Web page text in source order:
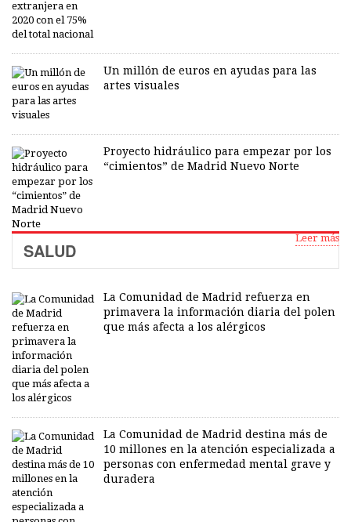
Un millón de euros en ayudas para las
artes visuales
Proyecto hidráulico para empezar por los
“cimientos” de Madrid Nuevo Norte
Leer más
SALUD
La Comunidad de Madrid refuerza en
primavera la información diaria del polen
que más afecta a los alérgicos
La Comunidad de Madrid destina más de
10 millones en la atención especializada a
personas con enfermedad mental grave y
duradera